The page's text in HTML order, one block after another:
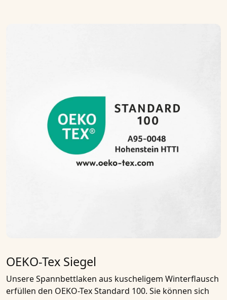
OEKO-Tex Siegel
Unsere Spannbettlaken aus kuscheligem Winterflausch
erfüllen den OEKO-Tex Standard 100. Sie können sich